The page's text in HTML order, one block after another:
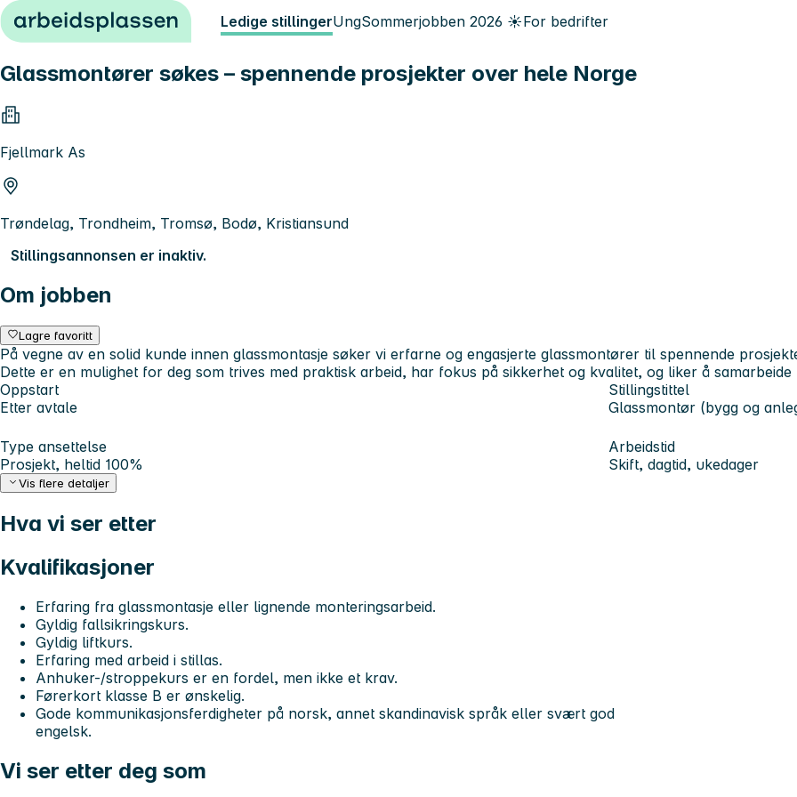
Hopp til innhold Ledige stillingerUngSommerjobben 2026 ☀️For bedrifter
Glassmontører søkes – spennende prosjekter over hele Norge
Fjellmark As
Trøndelag, Trondheim, Tromsø, Bodø, Kristiansund
Stillingsannonsen er inaktiv.
Om jobben
Lagre favoritt
På vegne av en solid kunde innen glassmontasje søker vi erfarne og engasjerte glassmontører til spennende
Dette er en mulighet for deg som trives med praktisk arbeid, har fokus på sikkerhet og kvalitet, og liker å
Oppstart
Etter avtale
Stillingstittel
Glassmontør (bygg og
Type ansettelse
Prosjekt, heltid 100%
Arbeidstid
Skift, dagtid, ukedager
Vis flere detaljer
Hva vi ser etter
Kvalifikasjoner
Erfaring fra glassmontasje eller lignende monteringsarbeid.
Gyldig fallsikringskurs.
Gyldig liftkurs.
Erfaring med arbeid i stillas.
Anhuker-/stroppekurs er en fordel, men ikke et krav.
Førerkort klasse B er ønskelig.
Gode kommunikasjonsferdigheter på norsk, annet skandinavisk språk eller svært god
engelsk.
Vi ser etter deg som